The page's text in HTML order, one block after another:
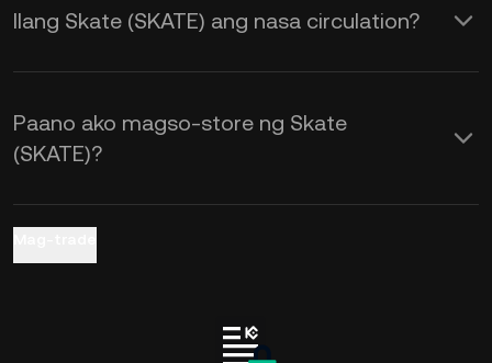
Ilang Skate (SKATE) ang nasa circulation?
Paano ako magso-store ng Skate
(SKATE)?